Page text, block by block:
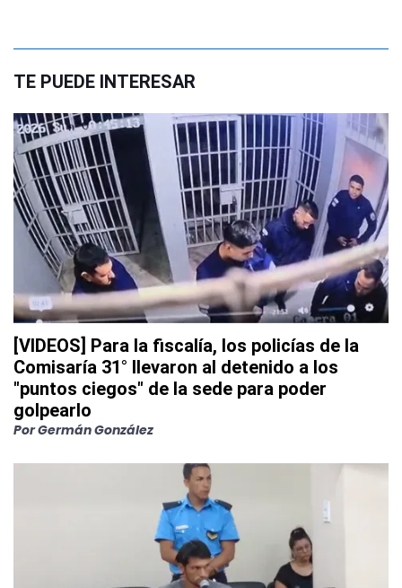
TE PUEDE INTERESAR
[VIDEOS] Para la fiscalía, los policías de la
Comisaría 31° llevaron al detenido a los
"puntos ciegos" de la sede para poder
golpearlo
PorGermán González